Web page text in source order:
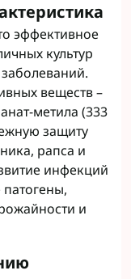
эффективное
культур
веществ –
метила (333
защиту
рапса и
инфекций
и